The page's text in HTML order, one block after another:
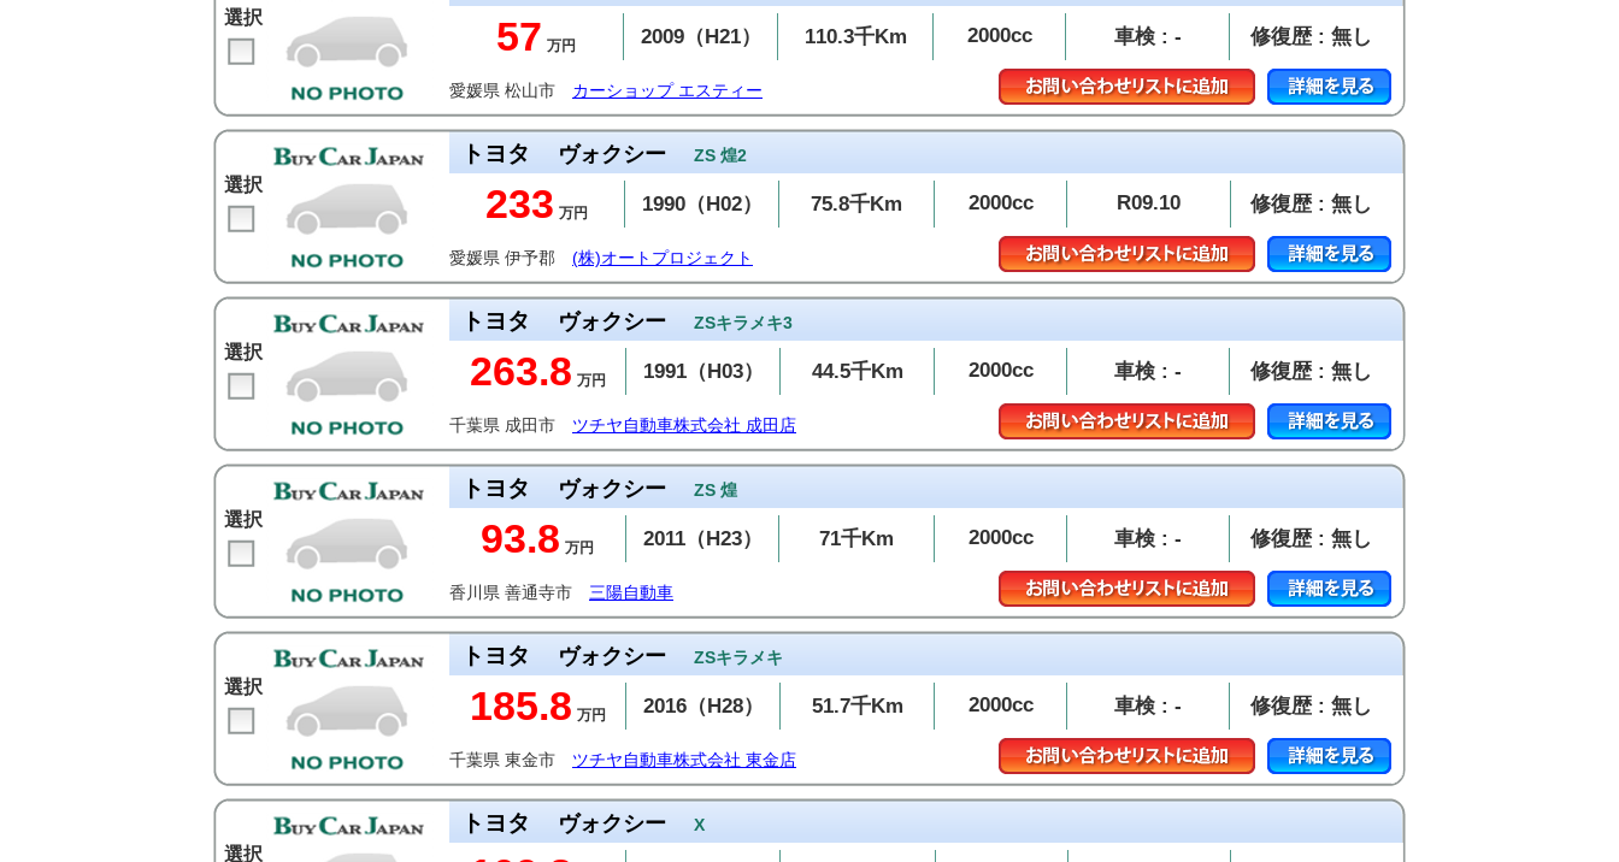
選択 57 万円 2009（H21） 110.3千Km 2000cc 車検 : - 修復歴 : 無し
愛媛県 松山市 カーショップ エスティー
選択
トヨタ ヴォクシー ZS 煌2
233 万円 1990（H02） 75.8千Km 2000cc R09.10 修復歴 : 無し
愛媛県 伊予郡 (株)オートプロジェクト
選択
トヨタ ヴォクシー ZSキラメキ3
263.8 万円 1991（H03） 44.5千Km 2000cc 車検 : - 修復歴 : 無し
千葉県 成田市 ツチヤ自動車株式会社 成田店
選択
トヨタ ヴォクシー ZS 煌
93.8 万円 2011（H23） 71千Km 2000cc 車検 : - 修復歴 : 無し
香川県 善通寺市 三陽自動車
選択
トヨタ ヴォクシー ZSキラメキ
185.8 万円 2016（H28） 51.7千Km 2000cc 車検 : - 修復歴 : 無し
千葉県 東金市 ツチヤ自動車株式会社 東金店
選択
トヨタ ヴォクシー X